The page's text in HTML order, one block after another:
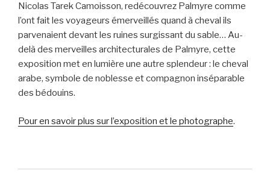
Nicolas Tarek Camoisson, redécouvrez Palmyre comme
l’ont fait les voyageurs émerveillés quand à cheval ils
parvenaient devant les ruines surgissant du sable… Au-
delà des merveilles architecturales de Palmyre, cette
exposition met en lumière une autre splendeur : le cheval
arabe, symbole de noblesse et compagnon inséparable
des bédouins.
Pour en savoir plus sur l’exposition et le photographe.